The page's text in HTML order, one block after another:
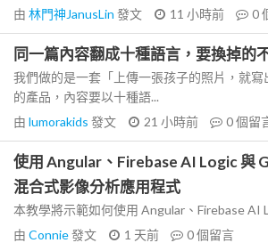
由 林門神JanusLin 發文 11 小時前 0
同一篇內容翻成十種語言，要換掉的
我們做的是一套「上傳一張孩子的照片，就寫
的產品，內容要以十種語...
由 lumorakids 發文 21 小時前 0個留
使用 Angular、Firebase AI Logic 與
混合式影像分析應用程式
本教學將示範如何使用 Angular、Firebase AI
由 Connie發文 1 天前 0個留言